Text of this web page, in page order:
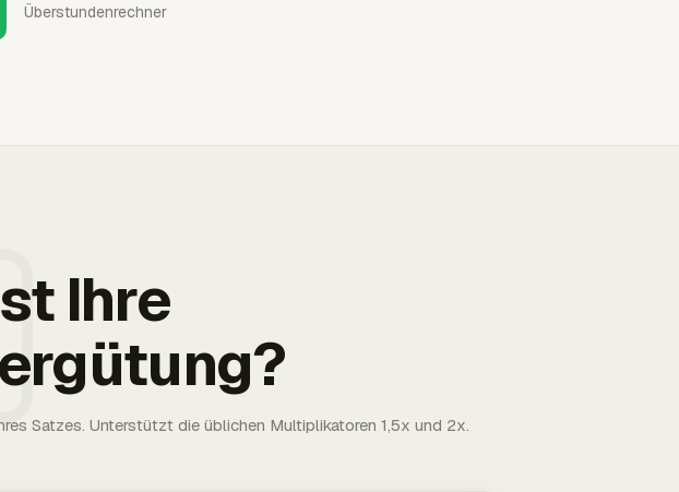
Überstundenrechner
Ihre
Satzes. Unterstützt die üblichen Multiplikatoren 1,5x und 2x.